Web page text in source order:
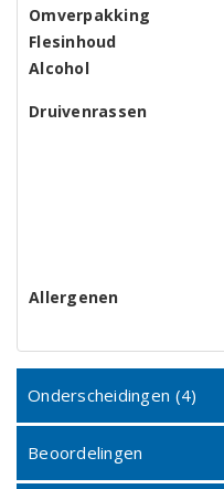
Omverpakking
Flesinhoud
Alcohol
Druivenrassen
Allergenen
Onderscheidingen (4)
Beoordelingen